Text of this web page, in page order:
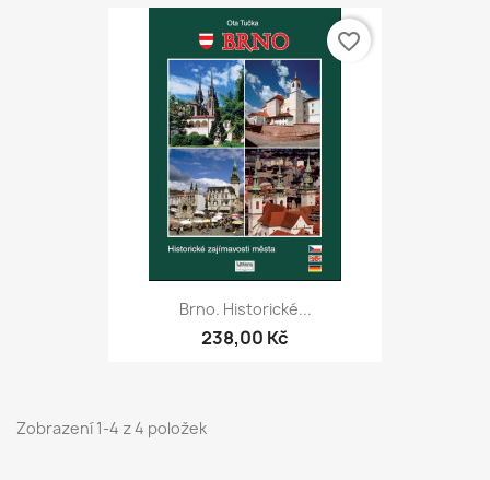
Brno. Historické...
238,00 Kč
favorite_border
Zobrazení 1-4 z 4 položek